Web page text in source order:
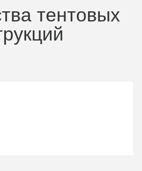
тентовых